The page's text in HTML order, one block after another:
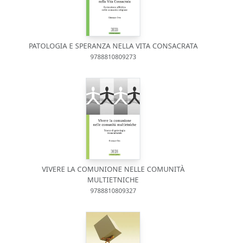
PATOLOGIA E SPERANZA NELLA VITA CONSACRATA
9788810809273
VIVERE LA COMUNIONE NELLE COMUNITÀ
MULTIETNICHE
9788810809327